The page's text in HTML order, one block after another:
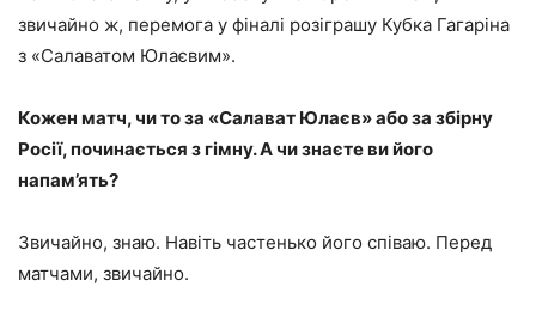
звичайно ж, перемога у фіналі розіграшу Кубка Гагаріна
з «Салаватом Юлаєвим».
Кожен матч, чи то за «Салават Юлаєв» або за збірну
Росії, починається з гімну. А чи знаєте ви його
напам’ять?
Звичайно, знаю. Навіть частенько його співаю. Перед
матчами, звичайно.